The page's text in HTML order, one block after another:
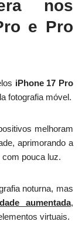
nos
e Pro
iPhone 17 Pro
fotografia móvel.
melhoram
aprimorando a
pouca luz.
noturna, mas
aumentada,
virtuais.